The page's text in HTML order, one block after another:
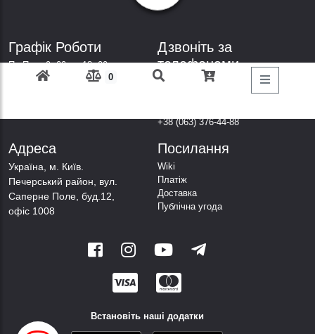
0
Графік Роботи
Пн-Пт: з 9: 00 до 18: 00
Субота: вихідний
Дзвоніть за
телефонами
+38 (098) 303-77-86
+38 (063) 376-44-88
Адреса
Українa, м. Київ.
Печерський район, вул.
Саперне Поле, буд.12,
офіс 1008
Посилання
Wiki
Платіж
Доставка
Публічна угода
Встановіть наші додатки